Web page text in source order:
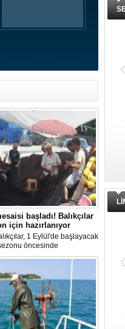
başladı! Balıkçılar
için hazırlanıyor
1 Eylül'de başlayacak
öncesinde
hızlandırdı. Av yasağı
kadar tüm
elden geçirerek yeni